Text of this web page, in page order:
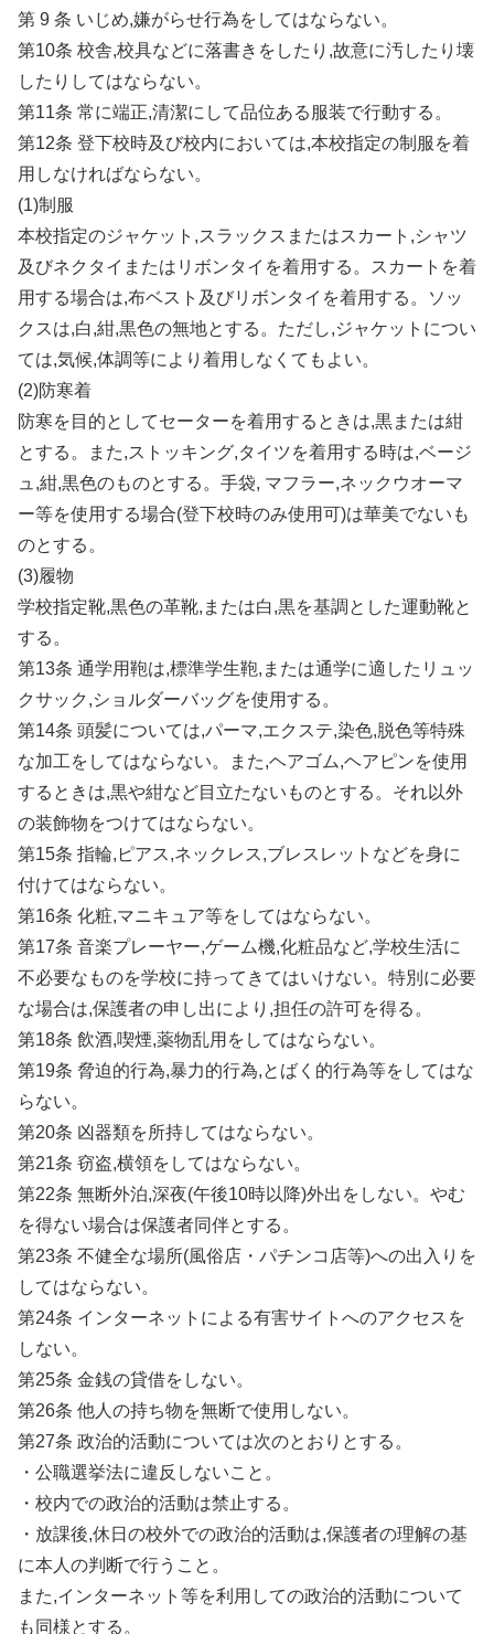
第 9 条 いじめ,嫌がらせ行為をしてはならない。
第10条 校舎,校具などに落書きをしたり,故意に汚したり壊
したりしてはならない。
第11条 常に端正,清潔にして品位ある服装で行動する。
第12条 登下校時及び校内においては,本校指定の制服を着
用しなければならない。
(1)制服
本校指定のジャケット,スラックスまたはスカート,シャツ
及びネクタイまたはリボンタイを着用する。スカートを着
用する場合は,布ベスト及びリボンタイを着用する。ソッ
クスは,白,紺,黒色の無地とする。ただし,ジャケットについ
ては,気候,体調等により着用しなくてもよい。
(2)防寒着
防寒を目的としてセーターを着用するときは,黒または紺
とする。また,ストッキング,タイツを着用する時は,ベージ
ュ,紺,黒色のものとする。手袋, マフラー,ネックウオーマ
ー等を使用する場合(登下校時のみ使用可)は華美でないも
のとする。
(3)履物
学校指定靴,黒色の革靴,または白,黒を基調とした運動靴と
する。
第13条 通学用鞄は,標準学生鞄,または通学に適したリュッ
クサック,ショルダーバッグを使用する。
第14条 頭髪については,パーマ,エクステ,染色,脱色等特殊
な加工をしてはならない。また,ヘアゴム,ヘアピンを使用
するときは,黒や紺など目立たないものとする。それ以外
の装飾物をつけてはならない。
第15条 指輪,ピアス,ネックレス,ブレスレットなどを身に
付けてはならない。
第16条 化粧,マニキュア等をしてはならない。
第17条 音楽プレーヤー,ゲーム機,化粧品など,学校生活に
不必要なものを学校に持ってきてはいけない。特別に必要
な場合は,保護者の申し出により,担任の許可を得る。
第18条 飲酒,喫煙,薬物乱用をしてはならない。
第19条 脅迫的行為,暴力的行為,とばく的行為等をしてはな
らない。
第20条 凶器類を所持してはならない。
第21条 窃盗,横領をしてはならない。
第22条 無断外泊,深夜(午後10時以降)外出をしない。やむ
を得ない場合は保護者同伴とする。
第23条 不健全な場所(風俗店・パチンコ店等)への出入りを
してはならない。
第24条 インターネットによる有害サイトへのアクセスを
しない。
第25条 金銭の貸借をしない。
第26条 他人の持ち物を無断で使用しない。
第27条 政治的活動については次のとおりとする。
・公職選挙法に違反しないこと。
・校内での政治的活動は禁止する。
・放課後,休日の校外での政治的活動は,保護者の理解の基
に本人の判断で行うこと。
また,インターネット等を利用しての政治的活動について
も同様とする。